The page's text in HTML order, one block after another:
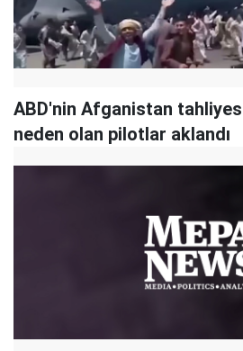
ABD'nin Afganistan
neden olan pilotlar aklandı